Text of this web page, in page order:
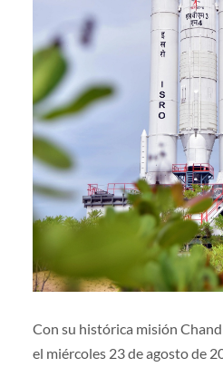
Con su histórica misión
el miércoles 23 de agosto de